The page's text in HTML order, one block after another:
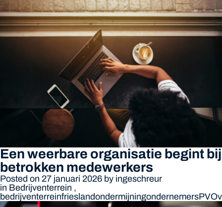
Een weerbare organisatie begint bij
betrokken medewerkers
Posted on 27 januari 2026 by ingeschreur
in Bedrijventerrein ,
bedrijventerreinfrieslandondermijningondernemersPVO